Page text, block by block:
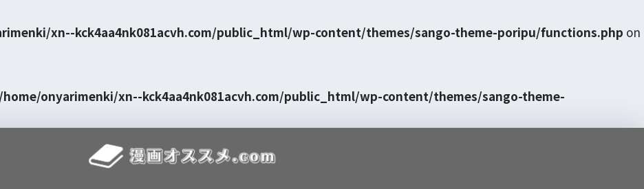
xn--kck4aa4nk081acvh.com/public_html/wp-content/themes/sango-theme-poripu/functions.php on
/home/onyarimenki/xn--kck4aa4nk081acvh.com/public_html/wp-content/themes/sango-theme-